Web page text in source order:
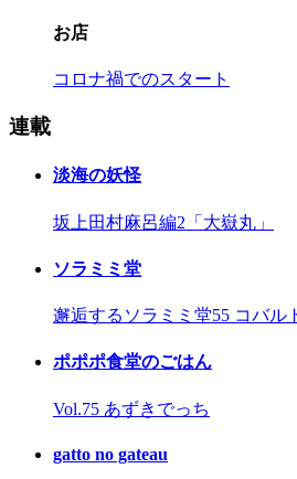
お店
コロナ禍でのスタート
連載
淡海の妖怪
坂上田村麻呂編2「大嶽丸」
ソラミミ堂
邂逅するソラミミ堂55 コバル
ポポポ食堂のごはん
Vol.75 あずきでっち
gatto no gateau